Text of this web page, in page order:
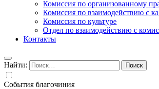
Комиссия по организованному
Комиссия по взаимодействию с
Комиссия по культуре
Отдел по взаимодействию с
Контакты
Найти:
События благочиния